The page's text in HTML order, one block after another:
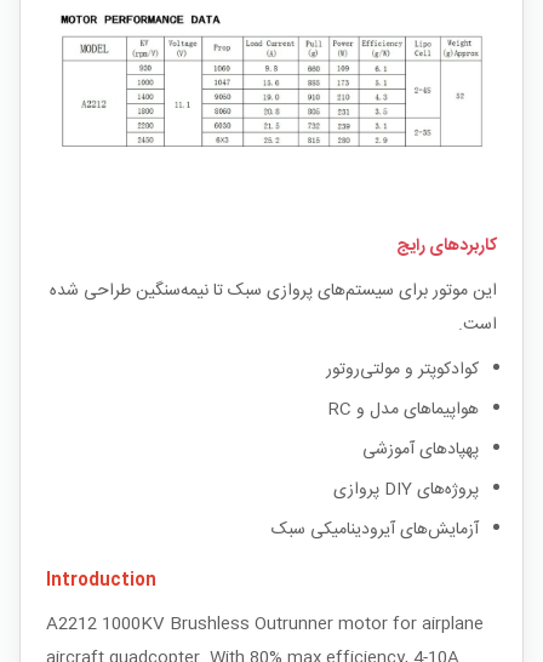
کاربردهای رایج
این موتور برای سیستم‌های پروازی سبک تا نیمه‌سنگین طراحی شده
است.
کوادکوپتر و مولتی‌روتور
هواپیماهای مدل و RC
پهپادهای آموزشی
پروژه‌های DIY پروازی
آزمایش‌های آیرودینامیکی سبک
Introduction
A2212 1000KV Brushless Outrunner motor for airplane